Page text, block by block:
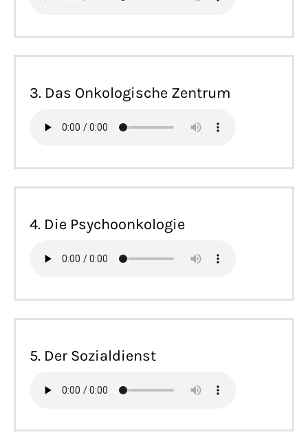
3. Das Onkologische Zentrum
4. Die Psychoonkologie
5. Der Sozialdienst